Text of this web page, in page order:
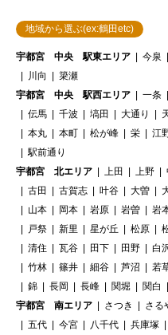
地域から選ぶ(ex:鶴田etc)
宇都宮 中央 駅東エリア 今泉
川向
簗瀬
宇都宮 中央 駅西エリア
一条
伝馬
千波 塙田 大通り
本丸
本町 松が峰 栄 江
駅前通り
宇都宮 北エリア
上田 上野
古田
古賀志 叶谷 大曽
山本
岡本 岩原 岩曽 岩
戸祭
新里 星が丘 松原
清住
瓦谷 田下 田野 白
竹林
篠井 細谷 芦沼 若
錦
長岡 長峰 関堀 関白
宇都宮 南エリア
さつき さる
五代
今宮 八千代 兵庫塚